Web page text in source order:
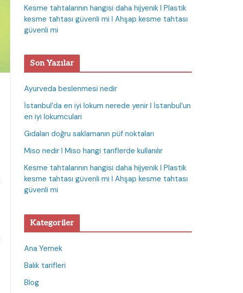
Kesme tahtalarının hangisi daha hijyenik I Plastik
kesme tahtası güvenli mi I Ahşap kesme tahtası
güvenli mi
Son Yazılar
Ayurveda beslenmesi nedir
İstanbul’da en iyi lokum nerede yenir I İstanbul’un
en iyi lokumcuları
Gıdaları doğru saklamanın püf noktaları
Miso nedir I Miso hangi tariflerde kullanılır
Kesme tahtalarının hangisi daha hijyenik I Plastik
kesme tahtası güvenli mi I Ahşap kesme tahtası
güvenli mi
Kategoriler
Ana Yemek
Balık tarifleri
Blog